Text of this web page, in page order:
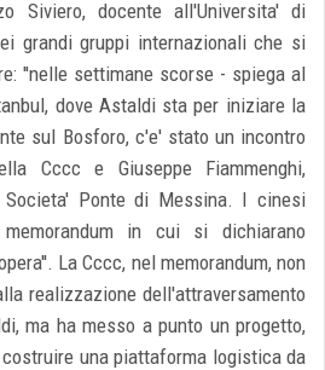
Siviero, docente all'Universita' di
grandi gruppi internazionali che si
''nelle settimane scorse - spiega al
dove Astaldi sta per iniziare la
sul Bosforo, c'e' stato un incontro
Cccc e Giuseppe Fiammenghi,
Societa' Ponte di Messina. I cinesi
in cui si dichiarano
La Cccc, nel memorandum, non
realizzazione dell'attraversamento
ma ha messo a punto un progetto,
una piattaforma logistica da